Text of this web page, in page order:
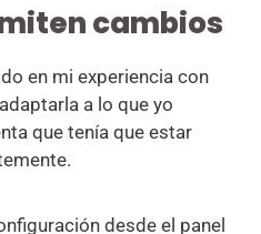
cambios
en mi experiencia con
a lo que yo
que tenía que estar
desde el panel